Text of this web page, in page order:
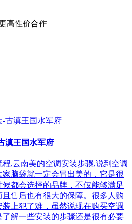
高性价合作
滇王国水军府
,云南美的空调安装步骤,说到空调
脑袋就一定会冒出美的，它是很
都会选择的品牌，不仅能够满足
售后也有很大的保障。很多人购
上犯了难，虽然说现在购买空调
解一些安装的步骤还是很有必要